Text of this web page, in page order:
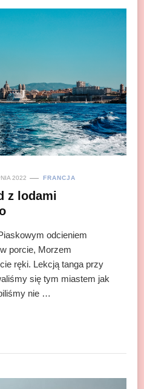
2022 FRANCJA
z lodami
odcieniem
porcie, Morzem
ręki. Lekcją tanga przy
się tym miastem jak
nie …